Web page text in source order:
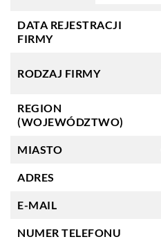
DATA REJESTRACJI
FIRMY
RODZAJ FIRMY
REGION
(WOJEWÓDZTWO)
MIASTO
ADRES
E-MAIL
NUMER TELEFONU